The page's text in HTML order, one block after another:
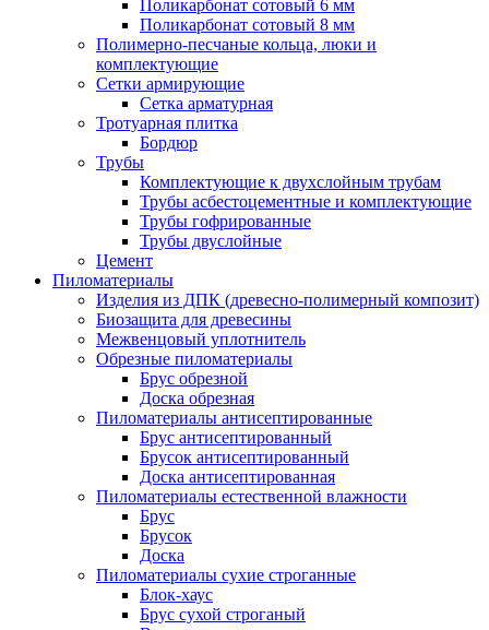
Поликарбонат сотовый 6 мм
Поликарбонат сотовый 8 мм
Полимерно-песчаные кольца, люки и
комплектующие
Сетки армирующие
Сетка арматурная
Тротуарная плитка
Бордюр
Трубы
Комплектующие к двухслойным трубам
Трубы асбестоцементные и комплектующие
Трубы гофрированные
Трубы двуслойные
Цемент
Пиломатериалы
Изделия из ДПК (древесно-полимерный композит)
Биозащита для древесины
Межвенцовый уплотнитель
Обрезные пиломатериалы
Брус обрезной
Доска обрезная
Пиломатериалы антисептированные
Брус антисептированный
Брусок антисептированный
Доска антисептированная
Пиломатериалы естественной влажности
Брус
Брусок
Доска
Пиломатериалы сухие строганные
Блок-хаус
Брус сухой строганый